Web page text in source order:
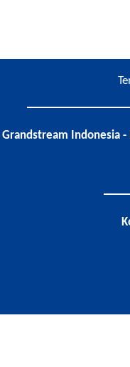
Grandstream Indonesia